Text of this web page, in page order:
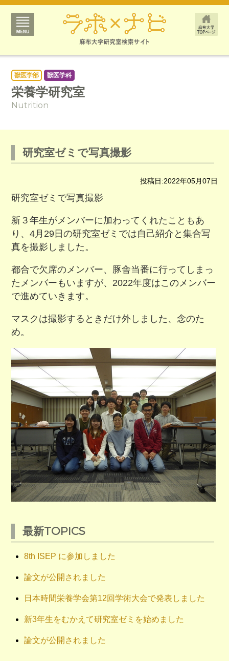
獣医学部 獣医学科
栄養学研究室
Nutrition
研究室ゼミで写真撮影
投稿日:2022年05月07日
研究室ゼミで写真撮影
新３年生がメンバーに加わってくれたこともあ
り、4月29日の研究室ゼミでは自己紹介と集合写
真を撮影しました。
都合で欠席のメンバー、豚舎当番に行ってしまっ
たメンバーもいますが、2022年度はこのメンバー
で進めていきます。
マスクは撮影するときだけ外しました、念のた
め。
最新TOPICS
8th ISEP に参加しました
論文が公開されました
日本時間栄養学会第12回学術大会で発表しました
新3年生をむかえて研究室ゼミを始めました
論文が公開されました